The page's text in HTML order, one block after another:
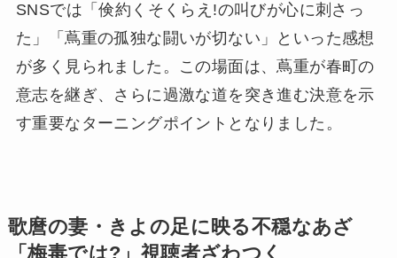
SNSでは「倹約くそくらえ!の叫びが心に刺さっ
た」「蔦重の孤独な闘いが切ない」といった感想
が多く見られました。この場面は、蔦重が春町の
意志を継ぎ、さらに過激な道を突き進む決意を示
す重要なターニングポイントとなりました。
歌麿の妻・きよの足に映る不穏なあざ
「梅毒では?」視聴者ざわつく